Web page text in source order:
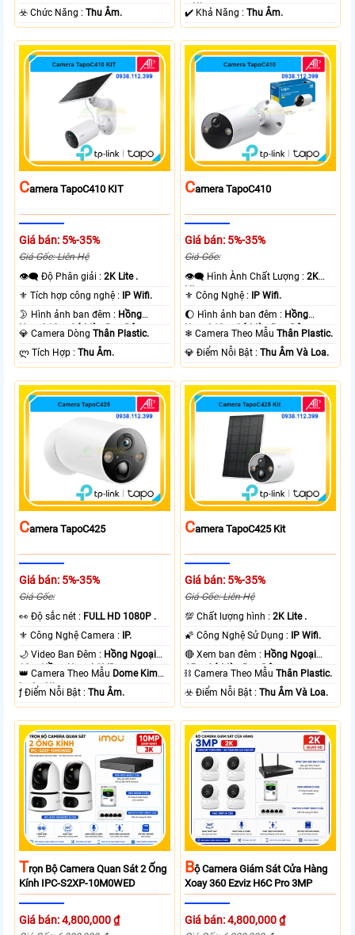
️☣️ Chức Năng :Thu Âm.
+ Nhựa.
️✔️ Khả Năng :Thu Âm.
CAmera TapoC410 KIT
Giá bán: 5%-35%
Giá Gốc: Liên Hệ
👁️‍🗨 Độ Phân giải :2K Lite .
⚜️ Tích hợp công nghệ : IP Wifi.
🌛 Hình ảnh ban đêm : Hồng
Ngoại 10m Có Màu Ban Ðêm.
💎 Camera DòngThân Plastic.
️ლ Tích Hợp :Thu Âm.
CAmera TapoC410
Giá bán: 5%-35%
Giá Gốc:
👁️‍🗨 Hình Ành Chất Lượng :2K
Lite .
⚜️ Công Nghệ : IP Wifi.
🌔 Hình ảnh ban đêm : Hồng
Ngoại 10m Có Màu Ban Ðêm.
❄ Camera Theo MẫuThân Plastic.
️💎 Điểm Nỗi Bật :Thu Âm Và Loa.
CAmera TapoC425
Giá bán: 5%-35%
Giá Gốc:
️👀 Độ sắc nét : FULL HD 1080P .
⚜️ Công Nghệ Camera : IP.
🌙 Video Ban Đêm : Hồng Ngoại
10m Hồng Ngoại SMD.
👑 Camera Theo Mẫu Dome Kim
loại + Nhựa.
️ƒ Điểm Nỗi Bật :Thu Âm.
CAmera TapoC425 Kit
Giá bán: 5%-35%
Giá Gốc: Liên Hệ
💯 Chất lượng hình :2K Lite .
🌠 Công Nghệ Sử Dụng : IP Wifi.
🔴 Xem ban đêm : Hồng Ngoại
15m Có Màu Ban Ðêm.
⛓ Camera Theo MẫuThân Plastic.
️☣️ Điểm Nỗi Bật :Thu Âm Và Loa.
TRọn Bộ Camera Quan Sát 2 Ống
Kính IPC-S2XP-10M0WED
Giá bán: 4,800,000 ₫
BỘ Camera Giám Sát Cửa Hàng
Xoay 360 Ezviz H6C Pro 3MP
Giá bán: 4,800,000 ₫